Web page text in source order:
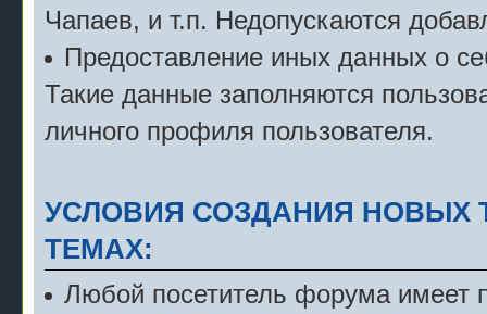
Чапаев, и т.п. Недопускаются
Предоставление иных данных о
Такие данные заполняются
личного профиля пользователя.
УСЛОВИЯ СОЗДАНИЯ НОВЫХ
ТЕМАХ:
Любой посетитель форума имеет